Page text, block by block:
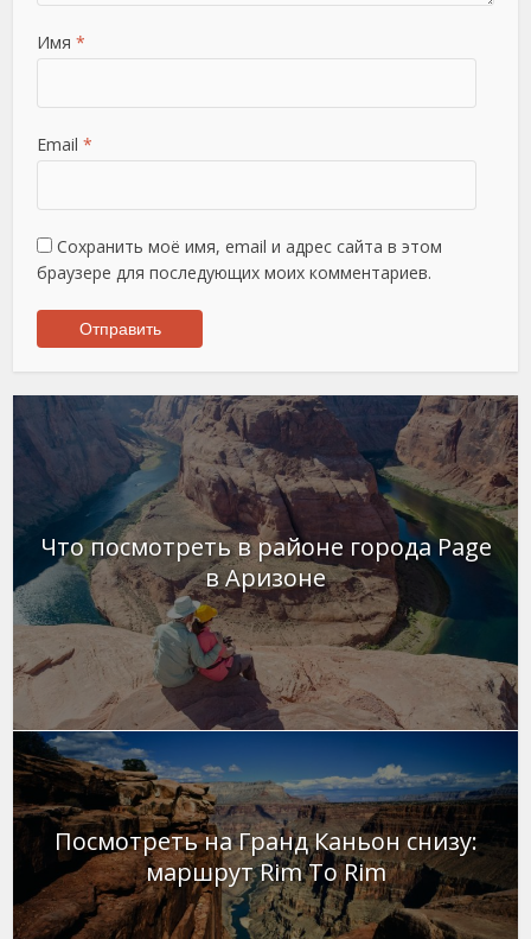
Имя *
Email *
Сохранить моё имя, email и адрес сайта в этом
браузере для последующих моих комментариев.
Что посмотреть в районе города Page
в Аризоне
Посмотреть на Гранд Каньон снизу:
маршрут Rim To Rim